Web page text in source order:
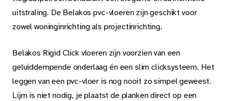
uitstraling. De Belakos pvc-vloeren zijn geschikt voor
zowel woninginrichting als projectinrichting.
Belakos Rigid Click vloeren zijn voorzien van een
geluiddempende onderlaag én een slim clicksysteem. Het
leggen van een pvc-vloer is nog nooit zo simpel geweest.
Lijm is niet nodig, je plaatst de planken direct op een